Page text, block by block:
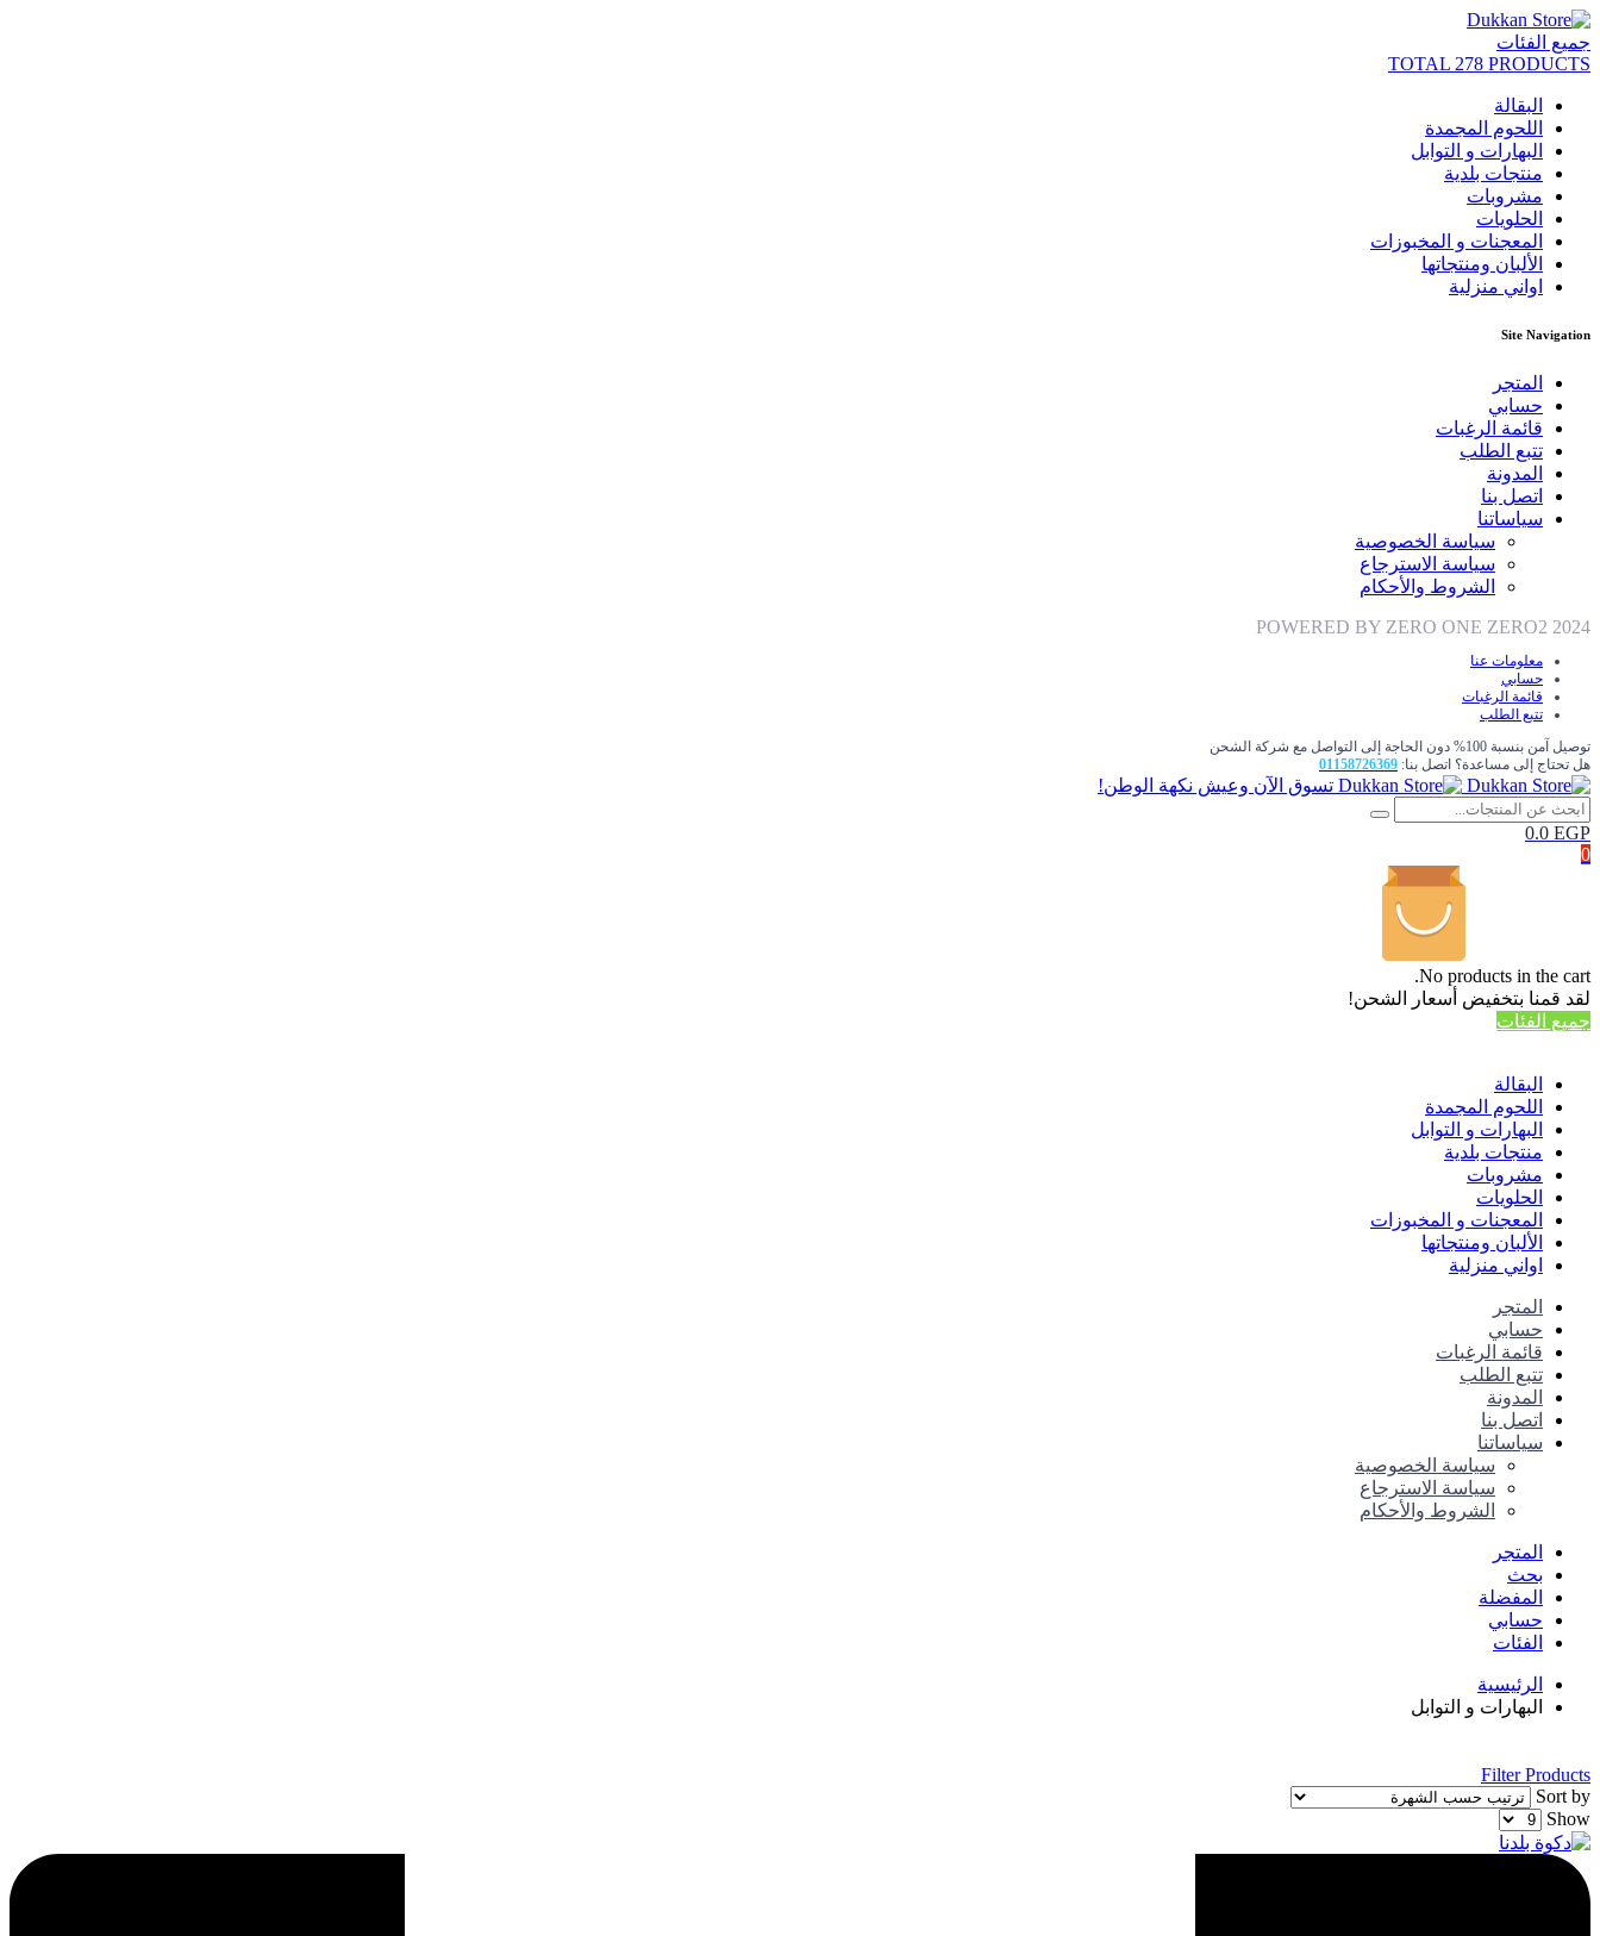
جميع الفئات
TOTAL 278 PRODUCTS
البقالة
اللحوم المجمدة
البهارات و التوابل
منتجات بلدية
مشروبات
الحلويات
المعجنات و المخبوزات
الألبان ومنتجاتها
اواني منزلية
Site Navigation
المتجر
حسابي
قائمة الرغبات
تتبع الطلب
المدونة
اتصل بنا
سياساتنا
سياسة الخصوصية
سياسة الاسترجاع
الشروط والأحكام
POWERED BY ZERO ONE ZERO2 2024
معلومات عنا
حسابي
قائمة الرغبات
تتبع الطلب
توصيل آمن بنسبة 100% دون الحاجة إلى التواصل مع شركة الشحن
هل تحتاج إلى مساعدة؟ اتصل بنا: 01158726369
تسوق الآن وعيش نكهة الوطن!
0.0 EGP
0
No products in the cart.
لقد قمنا بتخفيض أسعار الشحن!
جميع الفئات
البقالة
اللحوم المجمدة
البهارات و التوابل
منتجات بلدية
مشروبات
الحلويات
المعجنات و المخبوزات
الألبان ومنتجاتها
اواني منزلية
المتجر
حسابي
قائمة الرغبات
تتبع الطلب
المدونة
اتصل بنا
سياساتنا
سياسة الخصوصية
سياسة الاسترجاع
الشروط والأحكام
المتجر
بحث
المفضلة
حسابي
الفئات
الرئيسية
البهارات و التوابل
Filter Products
Sort by
Show